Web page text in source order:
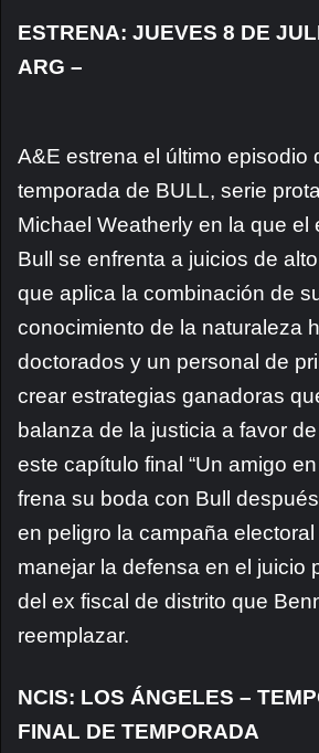
ESTRENA: JUEVES 8 DE
ARG –
A&E estrena el último episodio
temporada de BULL, serie
Michael Weatherly en la que el
Bull se enfrenta a juicios de
que aplica la combinación de
conocimiento de la naturaleza
doctorados y un personal de
crear estrategias ganadoras
balanza de la justicia a favor
este capítulo final “Un amigo
frena su boda con Bull
en peligro la campaña electoral
manejar la defensa en el juicio
del ex fiscal de distrito que
reemplazar.
NCIS: LOS ÁNGELES –
FINAL DE TEMPORADA